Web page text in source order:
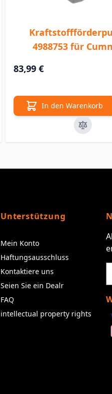
4988753 für
83,99 €
In den Warenkorb
Unterstützung
Mein Konto
Haftungsausschluss
Kontaktiere uns
Seien Sie ein Dealr
FAQ
intellectual property rights